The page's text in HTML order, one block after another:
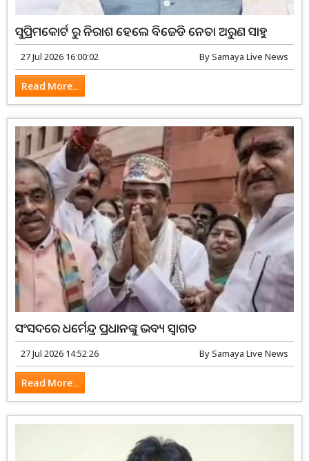
ସୁପ୍ରିମକୋର୍ଟ ରୁ ନିରାଶ ହେଲେ ବିଜେଡି ନେତା ଅରୁଣ ସାହୁ
27 Jul 2026 16:00:02 BySamaya Live News
Read More...
ସଂସଦରେ ଧର୍ମେନ୍ଦ୍ର ପ୍ରଧାନଙ୍କୁ ଭବ୍ୟ ସ୍ୱାଗତ
27 Jul 2026 14:52:26 BySamaya Live News
Read More...